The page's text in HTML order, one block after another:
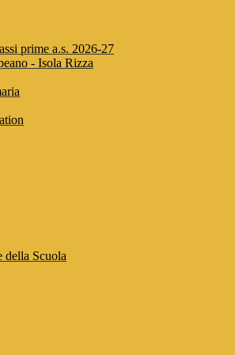
prime a.s. 2026-27
- Isola Rizza
della Scuola